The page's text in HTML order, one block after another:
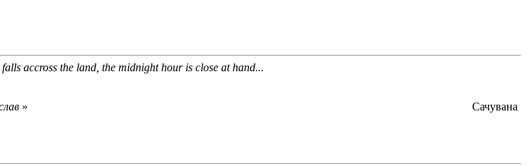
falls accross the land, the midnight hour is close at hand...
» Сачувана